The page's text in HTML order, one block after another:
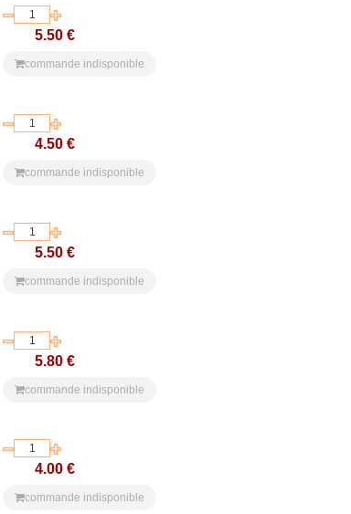
5.50 €
commande indisponible
4.50 €
commande indisponible
5.50 €
commande indisponible
5.80 €
commande indisponible
4.00 €
commande indisponible